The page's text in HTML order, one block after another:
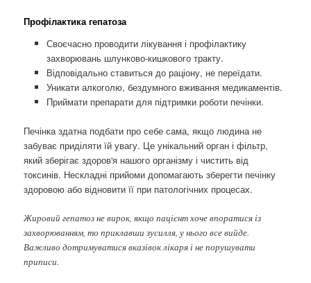
Профілактика гепатоза
Своєчасно проводити лікування і профілактику
захворювань шлунково-кишкового тракту.
Відповідально ставиться до раціону, не переїдати.
Уникати алкоголю, бездумного вживання медикаментів.
Приймати препарати для підтримки роботи печінки.
Печінка здатна подбати про себе сама, якщо людина не
забуває приділяти їй увагу. Це унікальний орган і фільтр,
який зберігає здоров'я нашого організму і чистить від
токсинів. Нескладні прийоми допомагають зберегти печінку
здоровою або відновити її при патологічних процесах.
Жировий гепатоз не вирок, якщо пацієнт хоче впоратися із
захворюванням, то приклавши зусилля, у нього все вийде.
Важливо дотримуватися вказівок лікаря і не порушувати
приписи.